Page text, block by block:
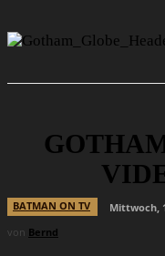
BATMAN ON TV
Mittwoch,
von Bernd